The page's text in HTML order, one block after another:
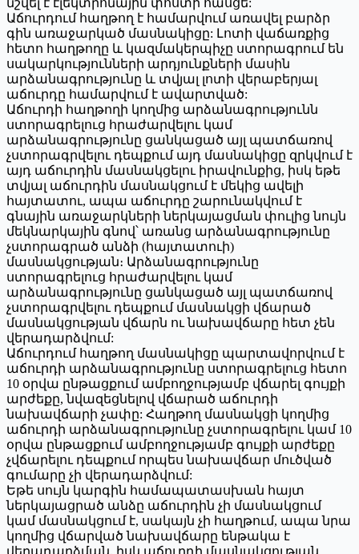
Աճուրդում հաղթող է համարվում առավել բարձր
գին առաջարկած մասնակիցը: Լոտի վաճառքից
հետո հաղթողը և կազմակերպիչը ստորագրում են
սակարկությունների արդյունքների մասին
արձանագրությունը և տվյալ լոտի վերաբերյալ
աճուրդը համարվում է ավարտված:
Աճուրդի հաղթողի կողմից արձանագրությունն
ստորագրելուց հրաժարվելու կամ
արձանագրությունը ցանկացած այլ պատճառով
չստորագրվելու դեպքում այդ մասնակիցը զրկվում է
այդ աճուրդին մասնակցելու իրավունքից, իսկ եթե
տվյալ աճուրդին մասնակցում է մեկից ավելի
հայտատու, ապա աճուրդը շարունակվում է
գնային առաջարկների ներկայացման փուլից նույն
մեկնարկային գնով՝ առանց արձանագրությունը
չստորագրած անձի (հայտատուի)
մասնակցության։ Արձանագրությունը
ստորագրելուց հրաժարվելու կամ
արձանագրությունը ցանկացած այլ պատճառով
չստորագրվելու դեպքում մասնակցի վճարած
մասնակցության վճարն ու նախավճարը հետ չեն
վերադարձվում:
Աճուրդում հաղթող մասնակիցը պարտավորվում է
աճուրդի արձանագրությունը ստորագրելուց հետո
10 օրվա ընթացքում ամբողջությամբ վճարել գույքի
արժեքը, նվազեցնելով վճարած աճուրդի
նախավճարի չափը: Հաղթող մասնակցի կողմից
աճուրդի արձանագրությունը չստորագրելու կամ 10
օրվա ընթացքում ամբողջությամբ գույքի արժեքը
չվճարելու դեպքում որպես նախավճար մուծված
գումարը չի վերադարձվում:
Եթե սույն կարգին համապատասխան հայտ
ներկայացրած անձը աճուրդին չի մասնակցում
կամ մասնակցում է, սակայն չի հաղթում, ապա նրա
կողմից վճարված նախավճարը ենթակա է
վերադարձման, իսկ աճուրդի մասնակցության